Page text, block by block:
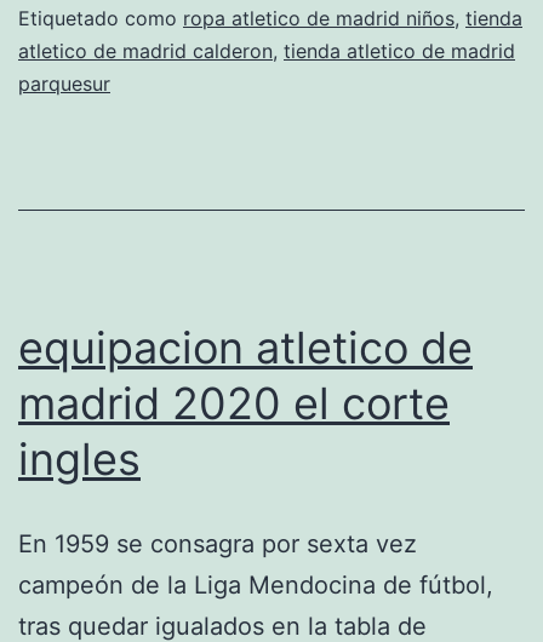
estadio
Etiquetado como ropa atletico de madrid niños, tienda
atletico de madrid calderon, tienda atletico de madrid
parquesur
equipacion atletico de
madrid 2020 el corte
ingles
En 1959 se consagra por sexta vez
campeón de la Liga Mendocina de fútbol,
tras quedar igualados en la tabla de